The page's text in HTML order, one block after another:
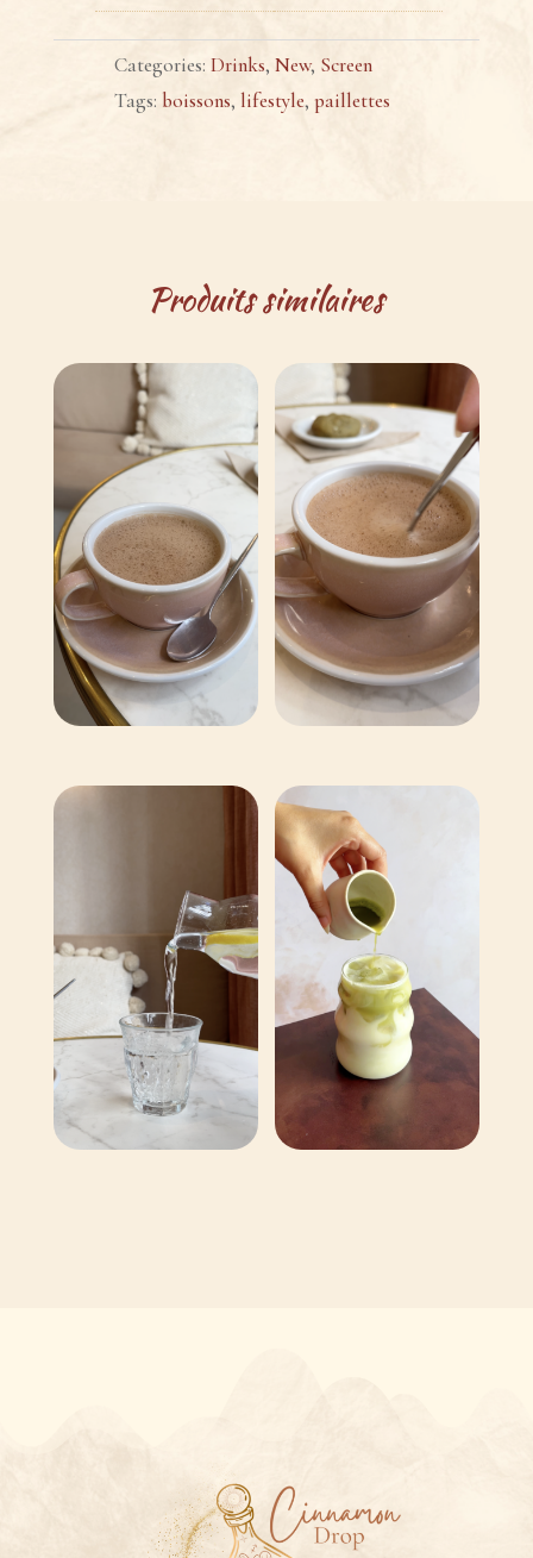
Categories: Drinks, New, Screen
Tags: boissons, lifestyle, paillettes
Produits similaires